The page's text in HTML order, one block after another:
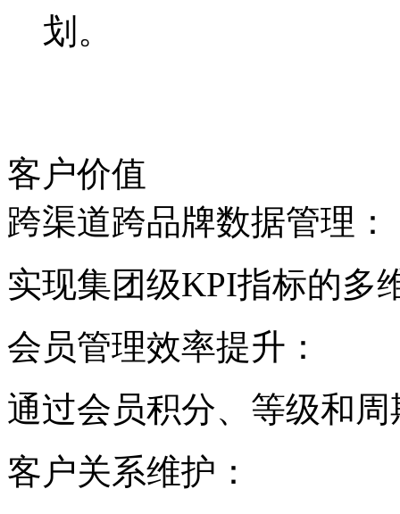
划。
客户价值
跨渠道跨品牌数据管理：
实现集团级KPI指标的多
会员管理效率提升：
通过会员积分、等级和
客户关系维护：